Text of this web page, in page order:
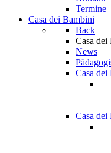
Termine
Casa dei Bambini
Back
Casa dei
News
Casa dei
Casa dei